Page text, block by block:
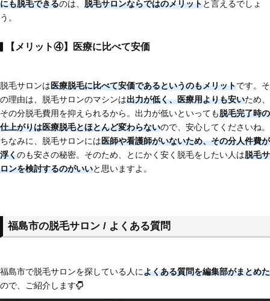
にも脱毛できるのは、 脱毛サロンならではのメリットと言えるでしょ
う。
【メリット④】医療に比べて安価
脱毛サロンは医療脱毛に比べて安価であるというのもメリットです。そ
の理由は、脱毛サロンのマシンは出力が低く、医療用よりも安いため、
その分脱毛費用を抑えられるから。出力が低いといっても脱毛完了時の
仕上がりは医療脱毛とほとんど変わらないので、安心してくださいね。
ちなみに、脱毛サロンには医師や看護師がいないため、その分人件費が
浮くのも安さの秘密。そのため、とにかく安く脱毛をしたい人は脱毛サ
ロンを検討するのがいいと思いますよ。
福島市の脱毛サロン / よくある質問
福島市で脱毛サロンを探している人によくある質問を編集部がまとめた
ので、ご紹介します